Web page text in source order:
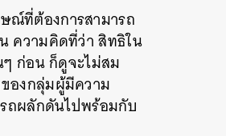
ณ์ที่ต้องการสามารถ
ความคิดที่ว่า สิทธิใน
ก่อน ก็ดูจะไม่สม
องกลุ่มผู้มีความ
ถผลักดันไปพร้อมกับ